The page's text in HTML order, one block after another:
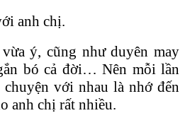
anh chị.
ý, cũng như duyên may
bó cả đời… Nên mỗi lần
với nhau là nhớ đến
anh chị rất nhiều.